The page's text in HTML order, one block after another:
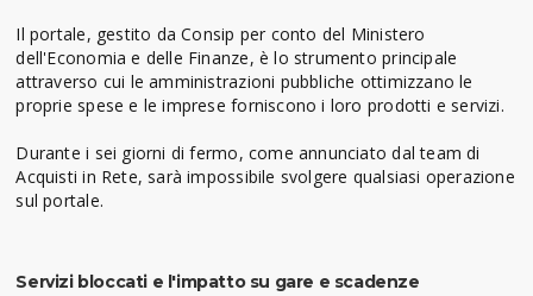
Il portale, gestito da Consip per conto del Ministero
dell'Economia e delle Finanze, è lo strumento principale
attraverso cui le amministrazioni pubbliche ottimizzano le
proprie spese e le imprese forniscono i loro prodotti e servizi.
Durante i sei giorni di fermo, come annunciato dal team di
Acquisti in Rete, sarà impossibile svolgere qualsiasi operazione
sul portale.
Servizi bloccati e l'impatto su gare e scadenze